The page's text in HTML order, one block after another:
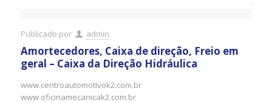
Publicado por admin
Amortecedores, Caixa de direção, Freio em
geral – Caixa da Direção Hidráulica
www.centroautomotivok2.com.br
www.oficinamecanicak2.com.br